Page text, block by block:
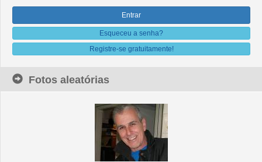
Esqueceu a senha?
Registre-se gratuitamente!
Fotos aleatórias